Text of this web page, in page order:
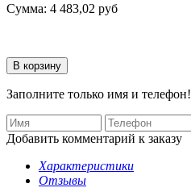
Сумма: 4 483,02 руб
Заполните только имя и телефон!
Добавить комментарий к заказу
Характеристики
Отзывы